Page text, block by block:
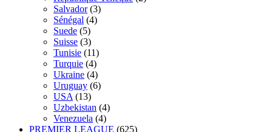
Salvador (3)
Sénégal (4)
Suede (5)
Suisse (3)
Tunisie (11)
Turquie (4)
Ukraine (4)
Uruguay (6)
USA (13)
Uzbekistan (4)
Venezuela (4)
PREMIER LEAGUE (625)